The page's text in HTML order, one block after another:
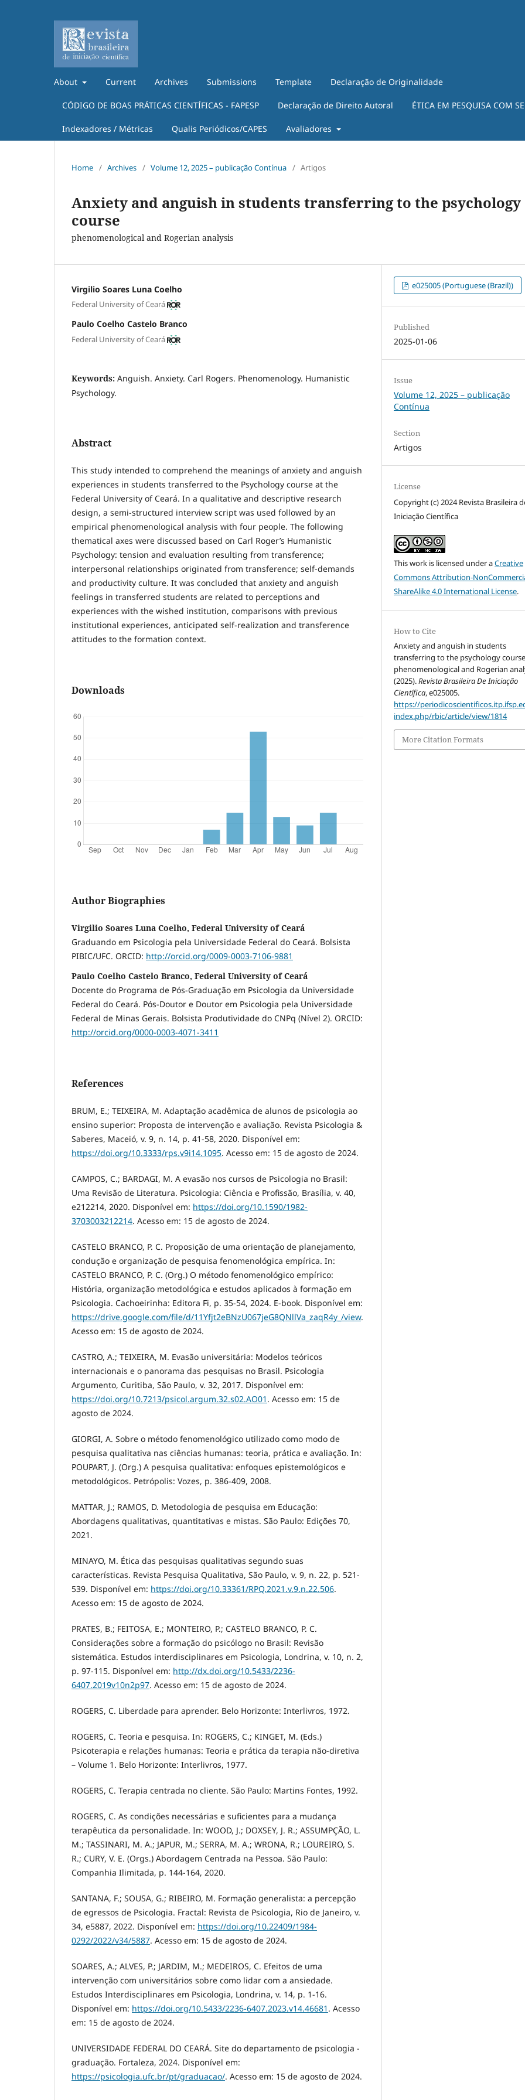
About Current Archives Submissions Template Declaração de Originalidade
CÓDIGO DE BOAS PRÁTICAS CIENTÍFICAS - FAPESP Declaração de Direito Autoral ÉTICA EM PESQUISA COM
Indexadores / Métricas Qualis Periódicos/CAPES Avaliadores
Home / Archives / Volume 12, 2025 – publicação Contínua / Artigos
Anxiety and anguish in students transferring to the psychology
course
phenomenological and Rogerian analysis
Virgilio Soares Luna Coelho
Federal University of Ceará
Paulo Coelho Castelo Branco
Federal University of Ceará
Keywords: Anguish. Anxiety. Carl Rogers. Phenomenology. Humanistic
Psychology.
Abstract
This study intended to comprehend the meanings of anxiety and anguish
experiences in students transferred to the Psychology course at the
Federal University of Ceará. In a qualitative and descriptive research
design, a semi-structured interview script was used followed by an
empirical phenomenological analysis with four people. The following
thematical axes were discussed based on Carl Roger’s Humanistic
Psychology: tension and evaluation resulting from transference;
interpersonal relationships originated from transference; self-demands
and productivity culture. It was concluded that anxiety and anguish
feelings in transferred students are related to perceptions and
experiences with the wished institution, comparisons with previous
institutional experiences, anticipated self-realization and transference
attitudes to the formation context.
Downloads
Author Biographies
Virgilio Soares Luna Coelho, Federal University of Ceará
Graduando em Psicologia pela Universidade Federal do Ceará. Bolsista
PIBIC/UFC. ORCID: http://orcid.org/0009-0003-7106-9881
Paulo Coelho Castelo Branco, Federal University of Ceará
Docente do Programa de Pós-Graduação em Psicologia da Universidade
Federal do Ceará. Pós-Doutor e Doutor em Psicologia pela Universidade
Federal de Minas Gerais. Bolsista Produtividade do CNPq (Nível 2). ORCID:
http://orcid.org/0000-0003-4071-3411
References
BRUM, E.; TEIXEIRA, M. Adaptação acadêmica de alunos de psicologia ao
ensino superior: Proposta de intervenção e avaliação. Revista Psicologia &
Saberes, Maceió, v. 9, n. 14, p. 41-58, 2020. Disponível em:
https://doi.org/10.3333/rps.v9i14.1095. Acesso em: 15 de agosto de 2024.
CAMPOS, C.; BARDAGI, M. A evasão nos cursos de Psicologia no Brasil:
Uma Revisão de Literatura. Psicologia: Ciência e Profissão, Brasília, v. 40,
e212214, 2020. Disponível em: https://doi.org/10.1590/1982-
3703003212214. Acesso em: 15 de agosto de 2024.
CASTELO BRANCO, P. C. Proposição de uma orientação de planejamento,
condução e organização de pesquisa fenomenológica empírica. In:
CASTELO BRANCO, P. C. (Org.) O método fenomenológico empírico:
História, organização metodológica e estudos aplicados à formação em
Psicologia. Cachoeirinha: Editora Fi, p. 35-54, 2024. E-book. Disponível em:
https://drive.google.com/file/d/11Yfjt2eBNzU067jeG8QNllVa_zaqR4y_/view.
Acesso em: 15 de agosto de 2024.
CASTRO, A.; TEIXEIRA, M. Evasão universitária: Modelos teóricos
internacionais e o panorama das pesquisas no Brasil. Psicologia
Argumento, Curitiba, São Paulo, v. 32, 2017. Disponível em:
https://doi.org/10.7213/psicol.argum.32.s02.AO01 . Acesso em: 15 de
agosto de 2024.
GIORGI, A. Sobre o método fenomenológico utilizado como modo de
pesquisa qualitativa nas ciências humanas: teoria, prática e avaliação. In:
POUPART, J. (Org.) A pesquisa qualitativa: enfoques epistemológicos e
metodológicos. Petrópolis: Vozes, p. 386-409, 2008.
MATTAR, J.; RAMOS, D. Metodologia de pesquisa em Educação:
Abordagens qualitativas, quantitativas e mistas. São Paulo: Edições 70,
2021.
MINAYO, M. Ética das pesquisas qualitativas segundo suas
características. Revista Pesquisa Qualitativa, São Paulo, v. 9, n. 22, p. 521-
539. Disponível em: https://doi.org/10.33361/RPQ.2021.v.9.n.22.506.
Acesso em: 15 de agosto de 2024.
PRATES, B.; FEITOSA, E.; MONTEIRO, P.; CASTELO BRANCO, P. C.
Considerações sobre a formação do psicólogo no Brasil: Revisão
sistemática. Estudos interdisciplinares em Psicologia, Londrina, v. 10, n. 2,
p. 97-115. Disponível em: http://dx.doi.org/10.5433/2236-
6407.2019v10n2p97. Acesso em: 15 de agosto de 2024.
ROGERS, C. Liberdade para aprender. Belo Horizonte: Interlivros, 1972.
ROGERS, C. Teoria e pesquisa. In: ROGERS, C.; KINGET, M. (Eds.)
Psicoterapia e relações humanas: Teoria e prática da terapia não-diretiva
– Volume 1. Belo Horizonte: Interlivros, 1977.
ROGERS, C. Terapia centrada no cliente. São Paulo: Martins Fontes, 1992.
ROGERS, C. As condições necessárias e suficientes para a mudança
terapêutica da personalidade. In: WOOD, J.; DOXSEY, J. R.; ASSUMPÇÃO, L.
M.; TASSINARI, M. A.; JAPUR, M.; SERRA, M. A.; WRONA, R.; LOUREIRO, S.
R.; CURY, V. E. (Orgs.) Abordagem Centrada na Pessoa. São Paulo:
Companhia Ilimitada, p. 144-164, 2020.
SANTANA, F.; SOUSA, G.; RIBEIRO, M. Formação generalista: a percepção
de egressos de Psicologia. Fractal: Revista de Psicologia, Rio de Janeiro, v.
34, e5887, 2022. Disponível em: https://doi.org/10.22409/1984-
0292/2022/v34/5887. Acesso em: 15 de agosto de 2024.
SOARES, A.; ALVES, P.; JARDIM, M.; MEDEIROS, C. Efeitos de uma
intervenção com universitários sobre como lidar com a ansiedade.
Estudos Interdisciplinares em Psicologia, Londrina, v. 14, p. 1-16.
Disponível em: https://doi.org/10.5433/2236-6407.2023.v14.46681 . Acesso
em: 15 de agosto de 2024.
UNIVERSIDADE FEDERAL DO CEARÁ. Site do departamento de psicologia -
graduação. Fortaleza, 2024. Disponível em:
https://psicologia.ufc.br/pt/graduacao/. Acesso em: 15 de agosto de 2024.
e025005 (Portuguese (Brazil))
Published
2025-01-06
Issue
Volume 12, 2025 – publicação
Contínua
Section
Artigos
License
Copyright (c) 2024 Revista Brasileira
Iniciação Científica
This work is licensed under aCreative
Commons Attribution-
ShareAlike 4.0 International License.
How to Cite
Anxiety and anguish in students
transferring to the psychology
phenomenological and Rogerian
(2025).Revista Brasileira De Iniciação
Científica, e025005.
https://
index.php/rbic/article/view/1814
More Citation Formats